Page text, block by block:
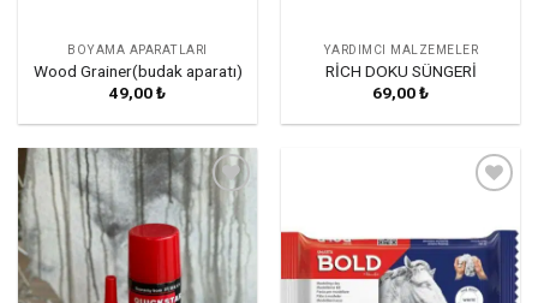
BOYAMA APARATLARI
Wood Grainer(budak aparatı)
49,00₺
YARDIMCI MALZEMELER
RİCH DOKU SÜNGERİ
69,00₺
Favorilerime